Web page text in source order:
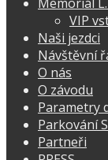
VIP
Naši jezdci
Návštěvní
O nás
O závodu
Parametry
Parkování
Partneři